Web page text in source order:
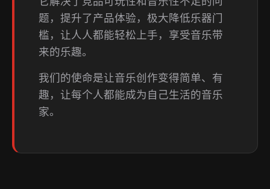
题，提升了产品体验，极大降低乐器门
槛，让人人都能轻松上手，享受音乐带
来的乐趣。
我们的使命是让音乐创作变得简单、有
趣，让每个人都能成为自己生活的音乐
家。